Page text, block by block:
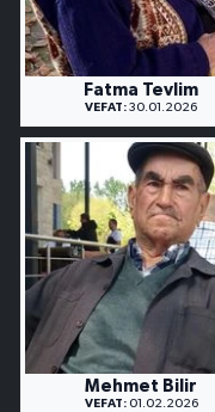
Fatma Tevlim
VEFAT: 30.01.2026
Mehmet Bilir
VEFAT:01.02.2026